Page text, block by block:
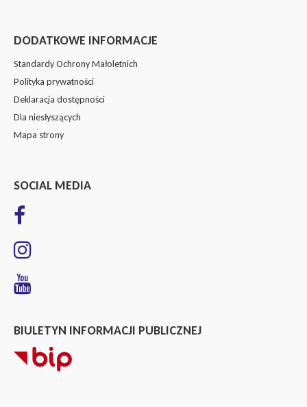
DODATKOWE INFORMACJE
Standardy Ochrony Małoletnich
Polityka prywatności
Deklaracja dostępności
Dla niesłyszących
Mapa strony
SOCIAL MEDIA
BIULETYN INFORMACJI PUBLICZNEJ